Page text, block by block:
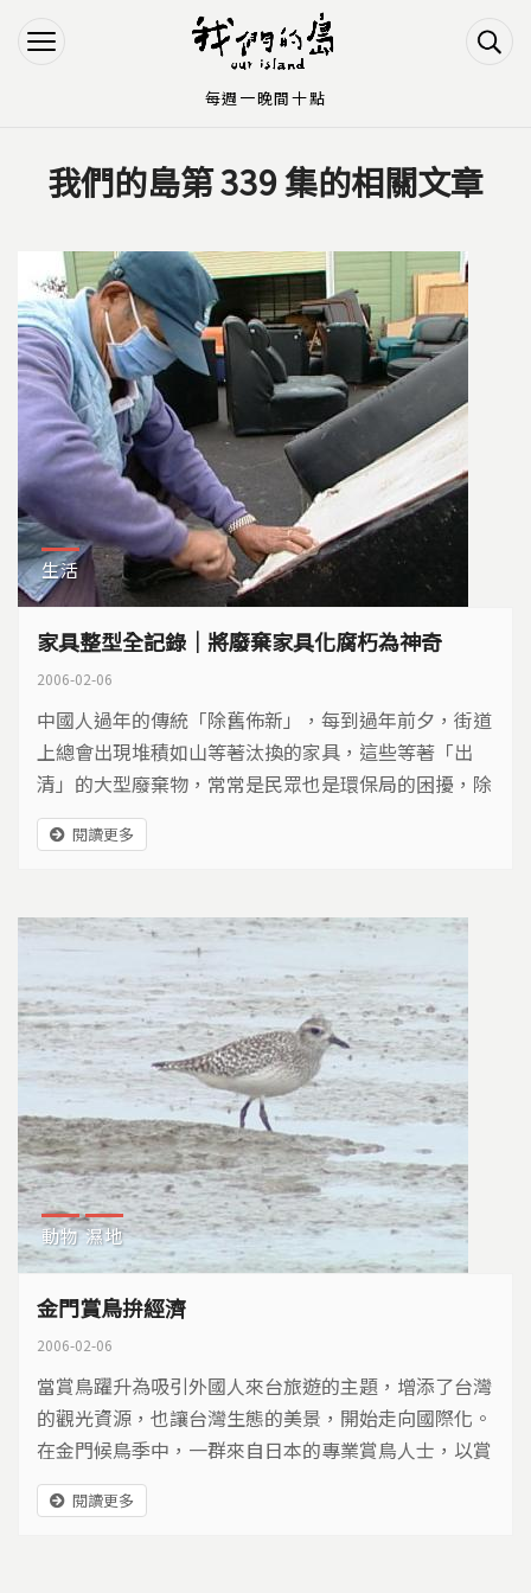
Jump to Navigation
Jump to Main content
您在這裡
我們的島第 339 集的相關文章
生活
家具整型全記錄｜將廢棄家具化腐朽為神奇
2006-02-06
中國人過年的傳統「除舊佈新」，每到過年前夕，街道
上總會出現堆積如山等著汰換的家具，這些等著「出
清」的大型廢棄物，常常是民眾也是環保局的困擾，除
了進焚化爐，它們是否有其他的出路？我們走訪幾處環
保局大型家具處理場，看看木工師父如何透過巧手，將
些家具再續前緣。
閱讀更多
動物 濕地
金門賞鳥拚經濟
2006-02-06
當賞鳥躍升為吸引外國人來台旅遊的主題，增添了台灣
的觀光資源，也讓台灣生態的美景，開始走向國際化。
在金門候鳥季中，一群來自日本的專業賞鳥人士，以賞
鳥為主題，開創台灣以賞鳥招攬國外遊客的新契機。
閱讀更多
每週一晚間十點